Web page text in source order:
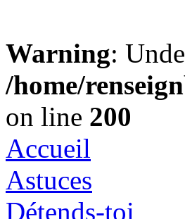
Warning:
/home/
on line 200
Accueil
Astuces
Détends-toi